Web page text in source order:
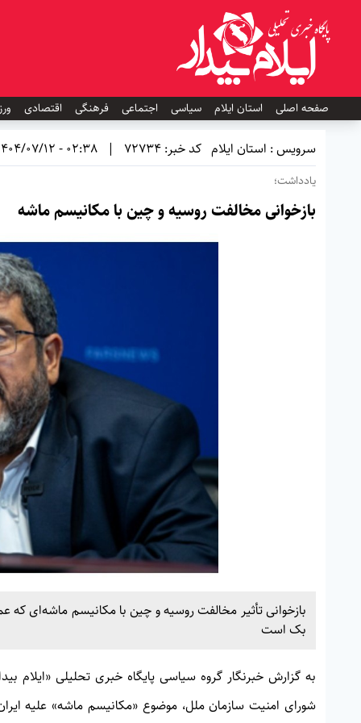
صفحه اصلی استان ایلام سیاسی اجتماعی فرهنگی اقتصادی
سرویس : استان ایلام کد خبر: 72734 |
02:38 - 1404/07/12
یادداشت؛
بازخوانی مخالفت روسیه و چین با مکانیسم ماشه
بازخوانی تأثیر مخالفت روسیه و چین با مکانیسم ماشه‌ای
بک است
به گزارش خبرنگار گروه سیاسی پایگاه خبری تحلیلی «ایلام
شورای امنیت سازمان ملل، موضوع «مکانیسم ماشه» علیه